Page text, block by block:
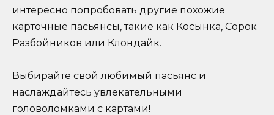
интересно попробовать другие похожие
карточные пасьянсы, такие как Косынка, Сорок
Разбойников или Клондайк.
Выбирайте свой любимый пасьянс и
наслаждайтесь увлекательными
головоломками с картами!